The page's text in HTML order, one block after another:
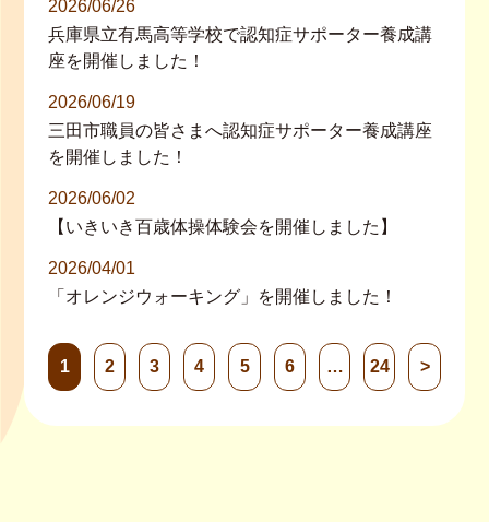
2026/06/26
兵庫県立有馬高等学校で認知症サポーター養成講
座を開催しました！
2026/06/19
三田市職員の皆さまへ認知症サポーター養成講座
を開催しました！
2026/06/02
【いきいき百歳体操体験会を開催しました】
2026/04/01
「オレンジウォーキング」を開催しました！
1 2 3 4 5 6 … 24 >